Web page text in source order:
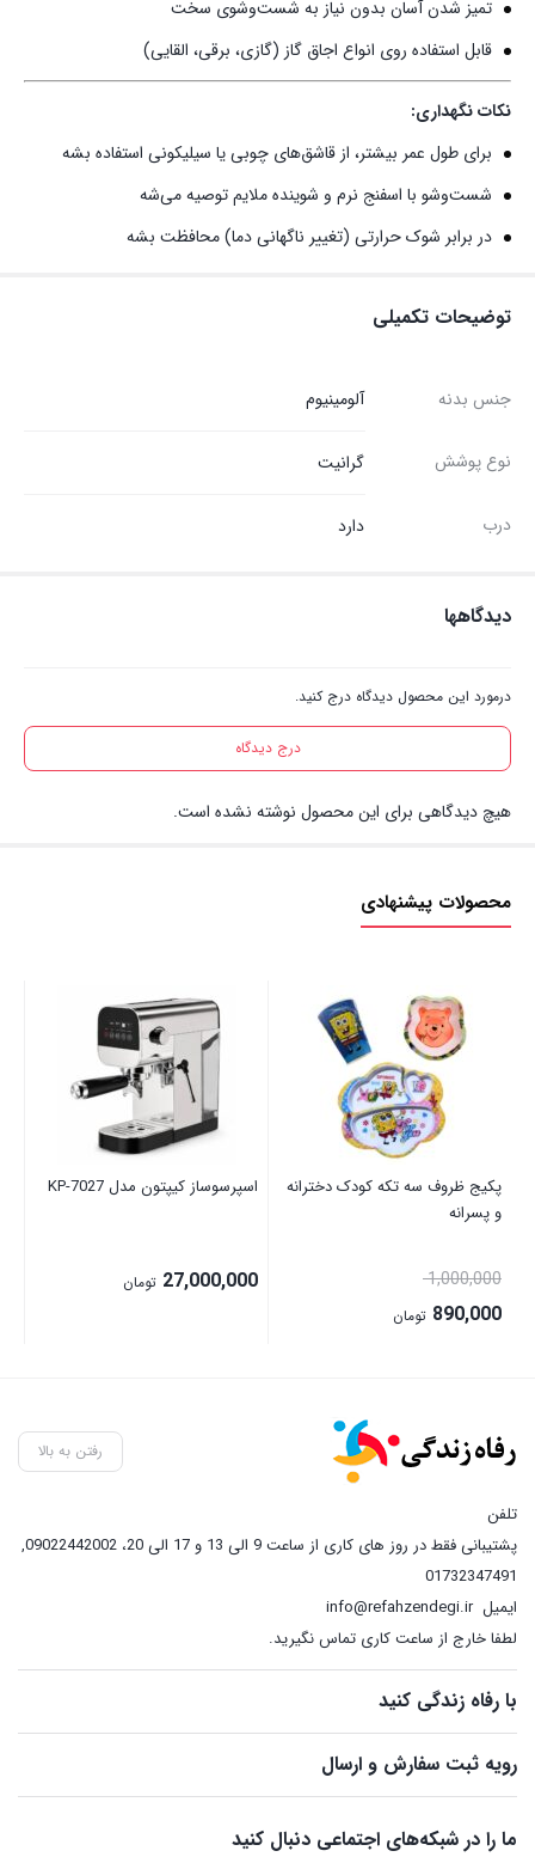
تمیز شدن آسان بدون نیاز به شست‌وشوی سخت
قابل استفاده روی انواع اجاق گاز (گازی، برقی، القایی)
نکات نگهداری:
برای طول عمر بیشتر، از قاشق‌های چوبی یا سیلیکونی استفاده بشه
شست‌وشو با اسفنج نرم و شوینده ملایم توصیه می‌شه
در برابر شوک حرارتی (تغییر ناگهانی دما) محافظت بشه
توضیحات تکمیلی
جنس بدنه آلومینیوم
نوع پوشش گرانیت
درب دارد
دیدگاهها
درمورد این محصول دیدگاه درج کنید.
درج دیدگاه
هیچ دیدگاهی برای این محصول نوشته نشده است.
محصولات پیشنهادی
پکیج ظروف سه تکه کودک دخترانه
و پسرانه
1,000,000قیمت
اصلی: 890,000 تومان
اسپرسوساز کیپتون مدل KP-7027
27,000,000 تومان
رفتن به بالا
تلفن
پشتیبانی فقط در روز های کاری از ساعت 9 الی 13 و 17 الی 20، 09022442002
,
01732347491
ایمیلinfo@refahzendegi.ir
لطفا خارج از ساعت کاری تماس نگیرید.
با رفاه زندگی کنید
رویه ثبت سفارش و ارسال
ما را در شبکه‌های اجتماعی دنبال کنید